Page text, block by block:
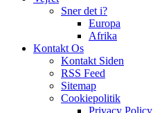
Sner det i?
Europa
Afrika
Kontakt Os
Kontakt Siden
RSS Feed
Sitemap
Cookiepolitik
Privacy Policy